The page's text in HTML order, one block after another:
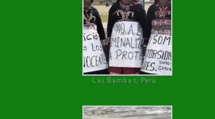
Las Bambas, Perú